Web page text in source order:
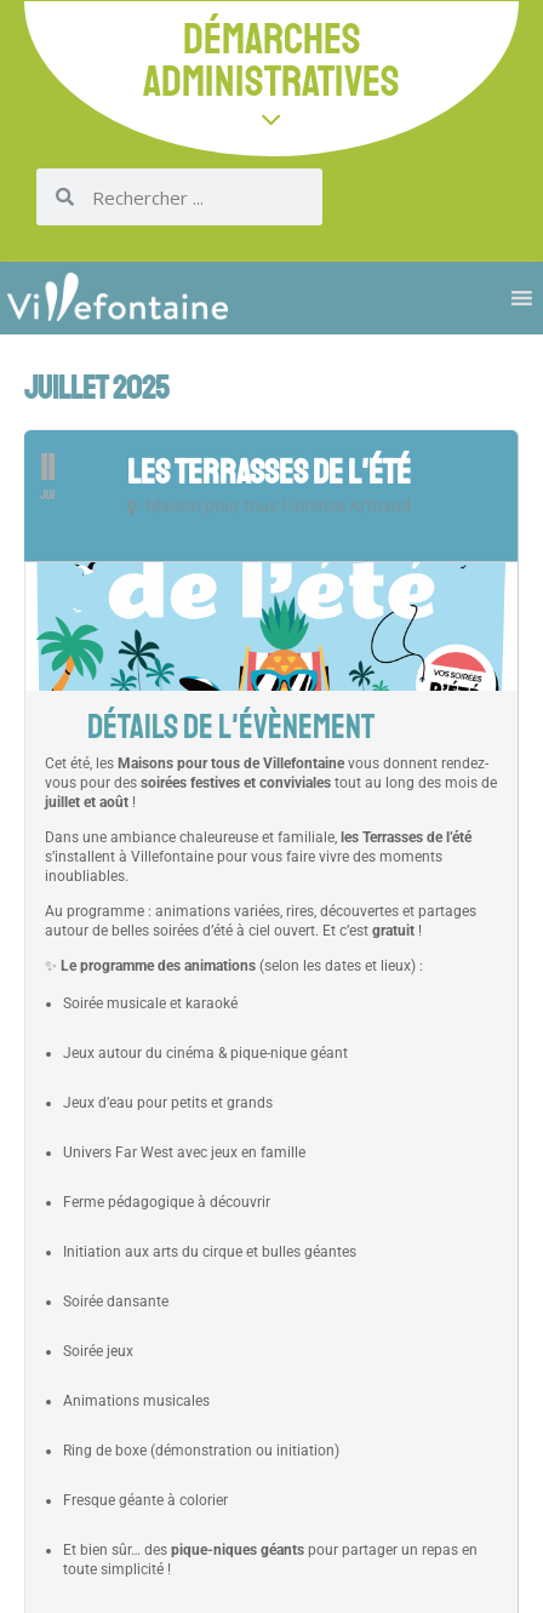
DÉMARCHES
ADMINISTRATIVES
JUILLET 2025
11
JUI
LES TERRASSES DE L'ÉTÉ
Maison pour tous Florence Arthaud
DÉTAILS DE L'ÉVÈNEMENT
Cet été, les Maisons pour tous de Villefontainevous donnent rendez-
vous pour des soirées festives et conviviales tout au long des mois de
juillet et août !
Dans une ambiance chaleureuse et familiale, les Terrasses de l’été
s’installent à Villefontaine pour vous faire vivre des moments
inoubliables.
Au programme : animations variées, rires, découvertes et partages
autour de belles soirées d’été à ciel ouvert. Et c’est gratuit !
✨ Le programme des animations (selon les dates et lieux) :
Soirée musicale et karaoké
Jeux autour du cinéma & pique-nique géant
Jeux d’eau pour petits et grands
Univers Far West avec jeux en famille
Ferme pédagogique à découvrir
Initiation aux arts du cirque et bulles géantes
Soirée dansante
Soirée jeux
Animations musicales
Ring de boxe (démonstration ou initiation)
Fresque géante à colorier
Et bien sûr… des pique-niques géants pour partager un repas en
toute simplicité !